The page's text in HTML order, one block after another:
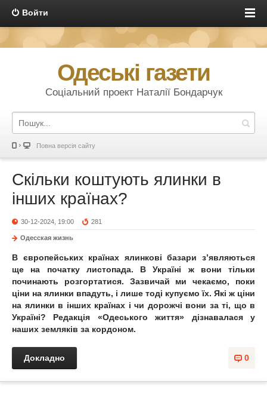
Войти
Одеські газети
Соціальний проект Наталії Бондарчук
Повна версія сайту
Скільки коштують ялинки в
інших країнах?
30-12-2024, 19:00 281
Одесская жизнь
В європейських країнах ялинкові базари з’являються
ще на початку листопада. В Україні ж вони тільки
починають розгортатися. Зазвичай ми чекаємо, поки
ціни на ялинки впадуть, і лише тоді купуємо їх. Які ж ціни
на ялинки в інших країнах і чи дорожчі вони за ті, що в
Україні? Редакція «Одеського життя» дізнавалася у
наших земляків за кордоном.
0
Докладно